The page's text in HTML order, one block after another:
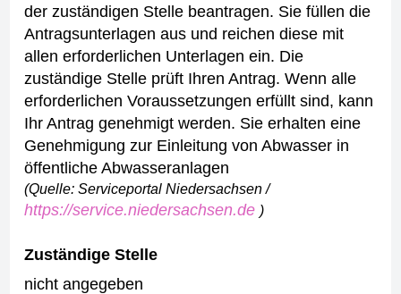
der zuständigen Stelle beantragen. Sie füllen die
Antragsunterlagen aus und reichen diese mit
allen erforderlichen Unterlagen ein. Die
zuständige Stelle prüft Ihren Antrag. Wenn alle
erforderlichen Voraussetzungen erfüllt sind, kann
Ihr Antrag genehmigt werden. Sie erhalten eine
Genehmigung zur Einleitung von Abwasser in
öffentliche Abwasseranlagen
(Quelle: Serviceportal Niedersachsen /
https://service.niedersachsen.de )
Zuständige Stelle
nicht angegeben